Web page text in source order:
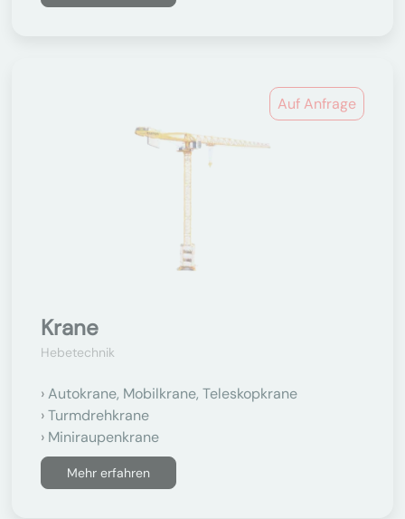
Auf Anfrage
Krane
Hebetechnik
Autokrane, Mobilkrane, Teleskopkrane
Turmdrehkrane
Miniraupenkrane
Mehr erfahren